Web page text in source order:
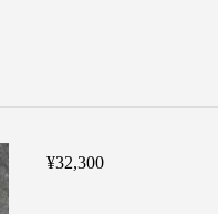
¥32,300